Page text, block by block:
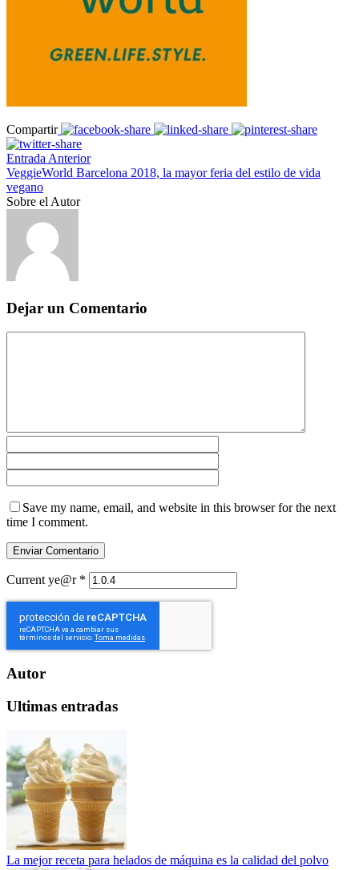
Compartir
Entrada Anterior
VeggieWorld Barcelona 2018, la mayor feria del estilo de vida
vegano
Sobre el Autor
Dejar un Comentario
Save my name, email, and website in this browser for the next
time I comment.
Current ye@r *
Autor
Ultimas entradas
La mejor receta para helados de máquina es la calidad del polvo